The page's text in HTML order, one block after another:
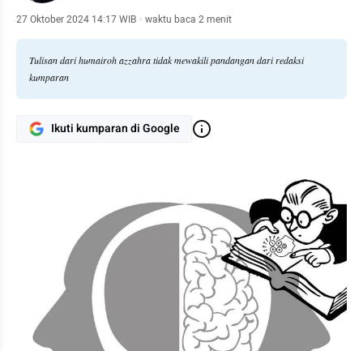
27 Oktober 2024 14:17 WIB · waktu baca 2 menit
Tulisan dari humairoh azzahra tidak mewakili pandangan dari redaksi
kumparan
Ikuti kumparan di Google